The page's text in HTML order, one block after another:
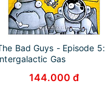
Bad Guys - Episode 5:
Gas
144.000 đ